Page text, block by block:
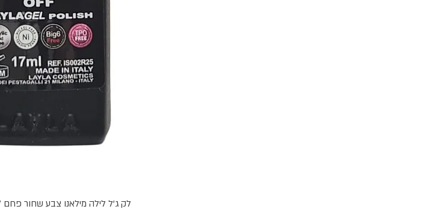
תצוגה מהירה
לק ג'ל לילה מילאנו צבע שחור פחם 17 מ"ל Black - 17